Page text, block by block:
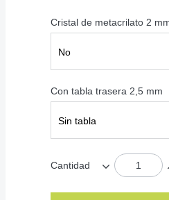
Cristal de metacrilato 2
No
Con tabla trasera 2,5 mm
Sin tabla
Cantidad